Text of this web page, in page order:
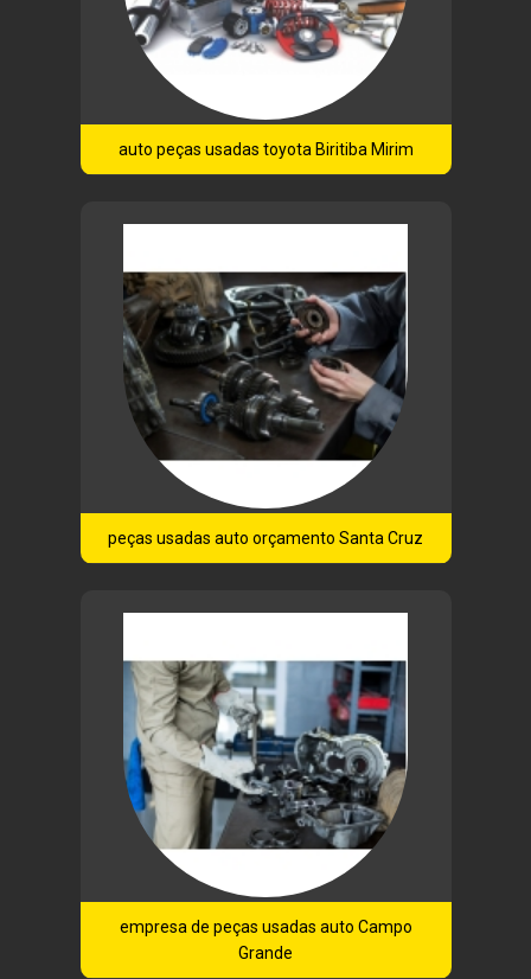
auto peças usadas toyota Biritiba Mirim
peças usadas auto orçamento Santa Cruz
empresa de peças usadas auto Campo
Grande